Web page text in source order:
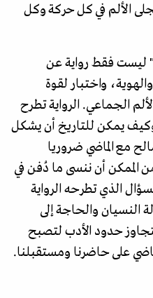
الألم في كل حركة وكل
ليست فقط رواية عن
واختبار لقوة
الجماعي. الرواية تطرح
يمكن للتاريخ أن يشكل
مع الماضي ضروريا
الممكن أن ننسى ما دُفن في
الذي تطرحه الرواية
النسيان والحاجة إلى
حدود الأدب لتصبح
على حاضرنا ومستقبلنا.